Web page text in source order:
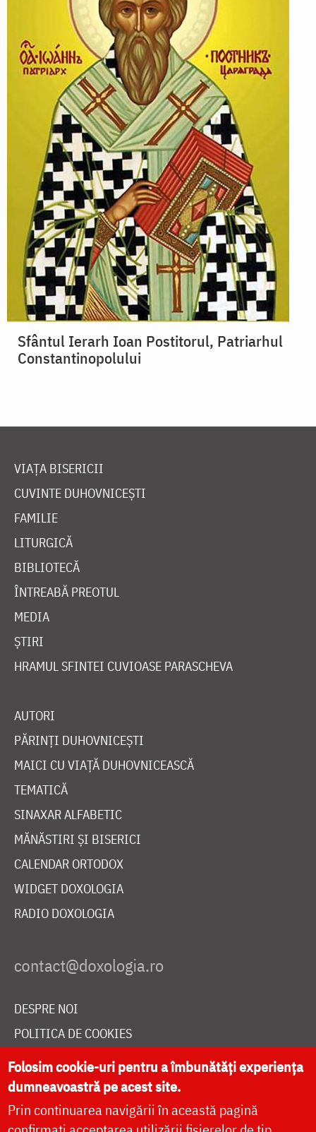
Sfântul Ierarh Ioan Postitorul, Patriarhul
Constantinopolului
VIAȚA BISERICII
CUVINTE DUHOVNICEȘTI
FAMILIE
LITURGICĂ
BIBLIOTECĂ
ÎNTREABĂ PREOTUL
MEDIA
ȘTIRI
HRAMUL SFINTEI CUVIOASE PARASCHEVA
AUTORI
PĂRINȚI DUHOVNICEȘTI
MAICI CU VIAȚĂ DUHOVNICEASCĂ
TEMATICĂ
SINAXAR ALFABETIC
MĂNĂSTIRI ȘI BISERICI
CALENDAR ORTODOX
WIDGET DOXOLOGIA
RADIO DOXOLOGIA
DESPRE NOI
POLITICA DE COOKIES
DONEAZĂ ONLINE PENTRU CATEDRALA NAȚIONALĂ
LIVE
Folosim cookie-uri pentru a îmbunătăți experiența
dumneavoastră pe acest site.
Prin continuarea navigării în această pagină